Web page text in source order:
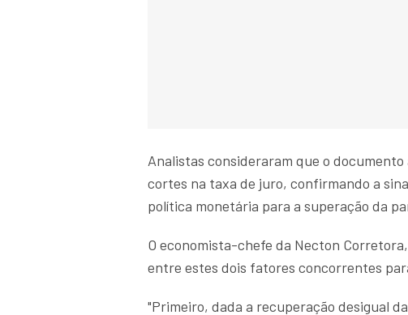
Analistas consideraram que o
cortes na taxa de juro, confirmando a
política monetária para a superação da
O economista-chefe da Necton
entre estes dois fatores concorrentes
"Primeiro, dada a recuperação desigual